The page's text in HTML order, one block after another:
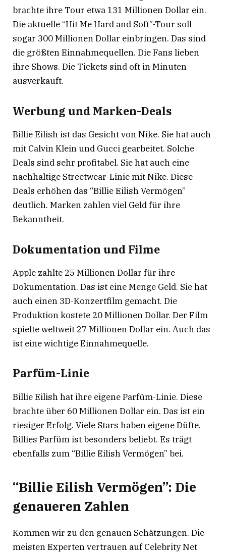
brachte ihre Tour etwa 131 Millionen Dollar ein.
Die aktuelle “Hit Me Hard and Soft”-Tour soll
sogar 300 Millionen Dollar einbringen. Das sind
die größten Einnahmequellen. Die Fans lieben
ihre Shows. Die Tickets sind oft in Minuten
ausverkauft.
Werbung und Marken-Deals
Billie Eilish ist das Gesicht von Nike. Sie hat auch
mit Calvin Klein und Gucci gearbeitet. Solche
Deals sind sehr profitabel. Sie hat auch eine
nachhaltige Streetwear-Linie mit Nike. Diese
Deals erhöhen das “Billie Eilish Vermögen”
deutlich. Marken zahlen viel Geld für ihre
Bekanntheit.
Dokumentation und Filme
Apple zahlte 25 Millionen Dollar für ihre
Dokumentation. Das ist eine Menge Geld. Sie hat
auch einen 3D-Konzertfilm gemacht. Die
Produktion kostete 20 Millionen Dollar. Der Film
spielte weltweit 27 Millionen Dollar ein. Auch das
ist eine wichtige Einnahmequelle.
Parfüm-Linie
Billie Eilish hat ihre eigene Parfüm-Linie. Diese
brachte über 60 Millionen Dollar ein. Das ist ein
riesiger Erfolg. Viele Stars haben eigene Düfte.
Billies Parfüm ist besonders beliebt. Es trägt
ebenfalls zum “Billie Eilish Vermögen” bei.
“Billie Eilish Vermögen”: Die
genaueren Zahlen
Kommen wir zu den genauen Schätzungen. Die
meisten Experten vertrauen auf Celebrity Net